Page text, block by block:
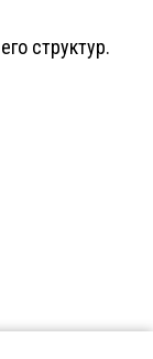
структур.